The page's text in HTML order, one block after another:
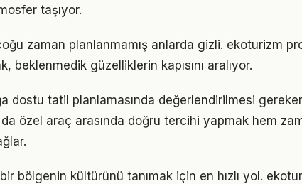
taşıyor.
zaman planlanmamış anlarda gizli. ekoturizm
beklenmedik güzelliklerin kapısını aralıyor.
dostu tatil planlamasında değerlendirilmesi
özel araç arasında doğru tercihi yapmak hem
bölgenin kültürünü tanımak için en hızlı yol.